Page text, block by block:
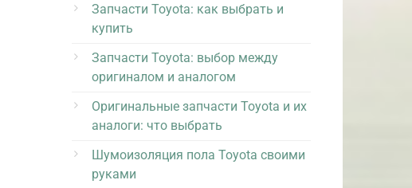
Запчасти Toyota: как выбрать и
купить
Запчасти Toyota: выбор между
оригиналом и аналогом
Оригинальные запчасти Toyota и их
аналоги: что выбрать
Шумоизоляция пола Toyota своими
руками